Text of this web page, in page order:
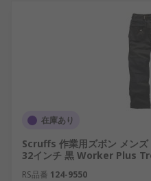
在庫あり
Scruffs 作業用ズボン メン
32インチ 黒 Worker Plus
RS品番 124-9550